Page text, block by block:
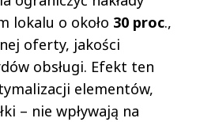
lokalu o około 30 proc.,
oferty, jakości
obsługi. Efekt ten
elementów,
– nie wpływają na